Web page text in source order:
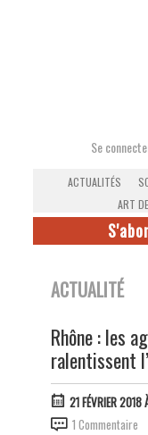
Se
ACTUALITÉS
ART
ACTUALITÉ
Rhône : les
ralentissent
21 FÉVRIER 2018
1 Commentaire